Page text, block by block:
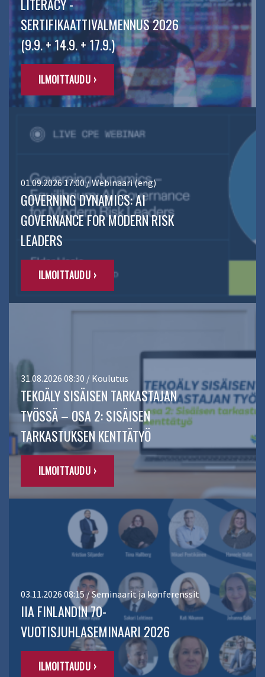
LITERACY -
SERTIFIKAATTIVALMENNUS 2026
(9.9. + 14.9. + 17.9.)
ILMOITTAUDU ›
01.09.2026 17:00 / Webinaari (eng)
GOVERNING DYNAMICS: AI
GOVERNANCE FOR MODERN RISK
LEADERS
ILMOITTAUDU ›
31.08.2026 08:30 / Koulutus
TEKOÄLY SISÄISEN TARKASTAJAN
TYÖSSÄ – OSA 2: SISÄISEN
TARKASTUKSEN KENTTÄTYÖ
ILMOITTAUDU ›
03.11.2026 08:15 / Seminaarit ja konferenssit
IIA FINLANDIN 70-
VUOTISJUHLASEMINAARI 2026
ILMOITTAUDU ›